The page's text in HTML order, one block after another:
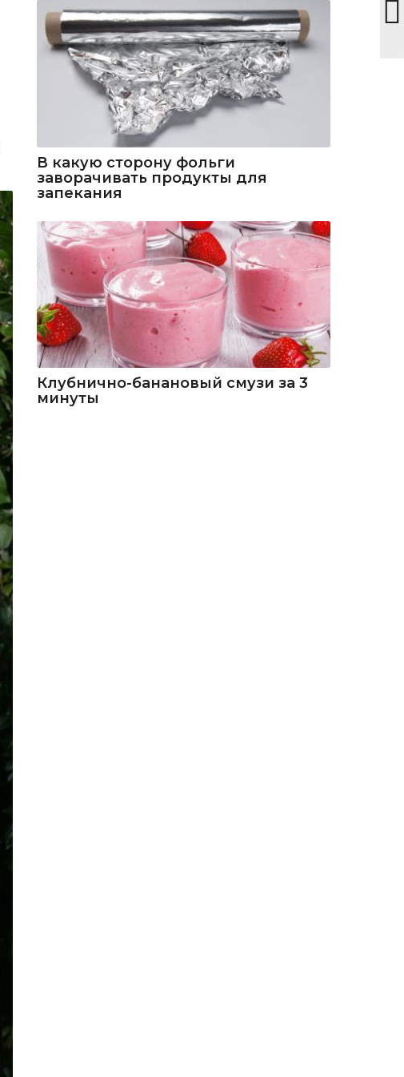
В какую сторону фольги
заворачивать продукты для
запекания
Клубнично-банановый смузи за 3
минуты